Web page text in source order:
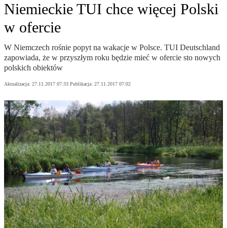
Niemieckie TUI chce więcej Polski
w ofercie
W Niemczech rośnie popyt na wakacje w Polsce. TUI Deutschland
zapowiada, że w przyszłym roku będzie mieć w ofercie sto nowych
polskich obiektów
Aktualizacja: 27.11.2017 07:33 Publikacja: 27.11.2017 07:02